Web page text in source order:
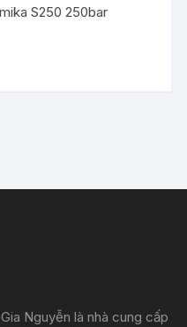
S250 250bar
Nguyễn là nhà cung cấp